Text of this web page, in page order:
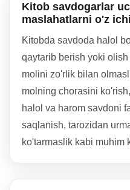
Kitob savdogarlar
maslahatlarni o'z
Kitobda savdoda halol
qaytarib berish yoki
molini zo'rlik bilan
molning chorasini
halol va harom savdoni
saqlanish, tarozidan
ko'tarmaslik kabi muhim